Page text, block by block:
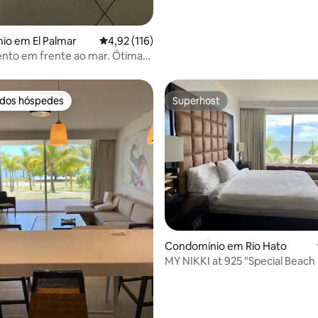
em El Palmar Classificação média de 4,92 em 5 estrelas,
4,92 (116)
em frente ao mar. Ótima
hóspedes
hóspedes Superhost
Superhost
Condomínio em Rio Hato
MY NIKKI at 925 "Special Beach Front